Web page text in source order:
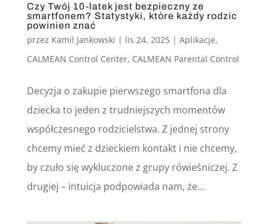
Czy Twój 10-latek jest bezpieczny ze
smartfonem? Statystyki, które każdy rodzic
powinien znać
przez Kamil Jankowski | lis 24, 2025| Aplikacje,
CALMEAN Control Center, CALMEAN Parental Control
Decyzja o zakupie pierwszego smartfona dla
dziecka to jeden z trudniejszych momentów
współczesnego rodzicielstwa. Z jednej strony
chcemy mieć z dzieckiem kontakt i nie chcemy,
by czuło się wykluczone z grupy rówieśniczej. Z
drugiej – intuicja podpowiada nam, że...